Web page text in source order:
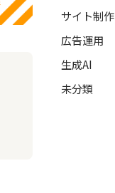
サイト制作
広告運用
生成AI
未分類